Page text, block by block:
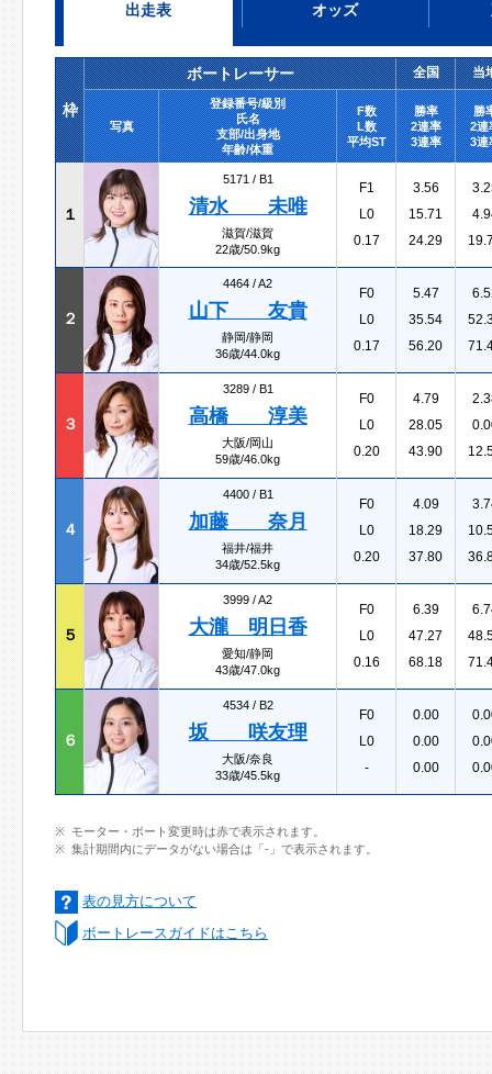
出走表 オッズ
枠
ボートレーサー 全国 当
写真
登録番号/級別
氏名
支部/出身地
年齢/体重
F数
L数
平均ST
勝率
2連率
3連率
勝
2連
3連
１
5171 / B1
清水 未唯
滋賀/滋賀
22歳/50.9kg
F1
L0
0.17
3.56
15.71
24.29
２
4464 /A2
山下 友貴
静岡/静岡
36歳/44.0kg
F0
L0
0.17
5.47
35.54
56.20
３
3289 / B1
高橋 淳美
大阪/岡山
59歳/46.0kg
F0
L0
0.20
4.79
28.05
43.90
４
4400 / B1
加藤 奈月
福井/福井
34歳/52.5kg
F0
L0
0.20
4.09
18.29
37.80
５
3999 /A2
大瀧 明日香
愛知/静岡
43歳/47.0kg
F0
L0
0.16
6.39
47.27
68.18
６
4534 / B2
坂 咲友理
大阪/奈良
33歳/45.5kg
F0
L0
-
0.00
0.00
0.00
モーター・ボート変更時は赤で表示されます。
集計期間内にデータがない場合は「-」で表示されます。
表の見方について
ボートレースガイドはこちら